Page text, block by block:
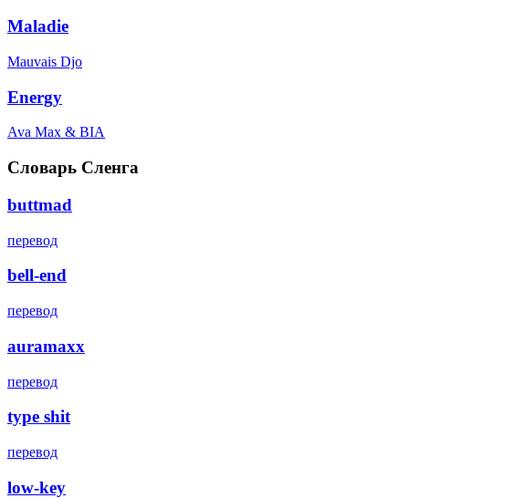
Maladie
Mauvais Djo
Energy
Ava Max & BIA
Словарь Сленга
buttmad
перевод
bell-end
перевод
auramaxx
перевод
type shit
перевод
low-key